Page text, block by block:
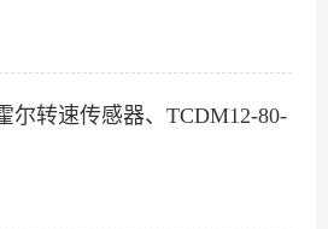
尔转速传感器、TCDM12-80-